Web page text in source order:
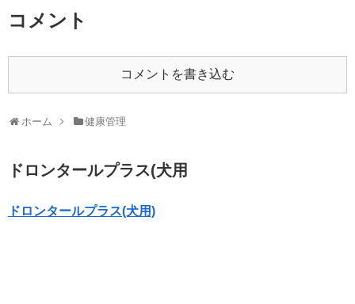
コメント
コメントを書き込む
ホーム 健康管理
ドロンタールプラス(犬用
ドロンタールプラス(犬用)